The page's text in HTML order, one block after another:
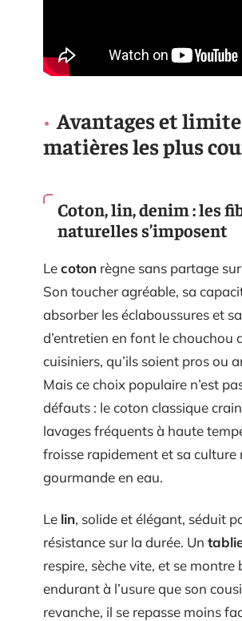
Avantages et
matières les plus
Coton, lin, denim : les
naturelles s’imposent
Lecoton règne sans partage
Son toucher agréable, sa
absorber les éclaboussures et
d’entretien en font le chouchou
cuisiniers, qu’ils soient pros ou
Mais ce choix populaire n’est
défauts : le coton classique
lavages fréquents à haute
froisse rapidement et sa culture
gourmande en eau.
Le lin, solide et élégant, séduit
résistance sur la durée. Un
respire, sèche vite, et se montre
endurant à l’usure que son
revanche, il se repasse moins